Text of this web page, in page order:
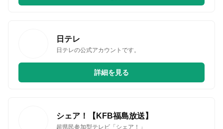
日テレ
日テレの公式アカウントです。
詳細を見る
シェア！【KFB福島放送】
超県民参加型テレビ「シェア！」